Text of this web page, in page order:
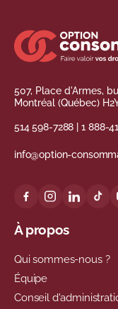
507, Place d'Armes,
Montréal (Québec)
514 598-7288 |1 888-
info@option-
À propos
Qui sommes-nous ?
Équipe
Conseil